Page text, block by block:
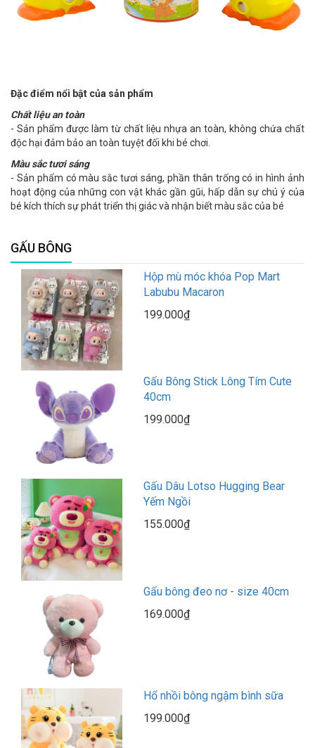
Đặc điểm nổi bật của sản phẩm
Chất liệu an toàn
- Sản phẩm được làm từ chất liệu nhựa an toàn, không chứa chất
độc hại đảm bảo an toàn tuyệt đối khi bé chơi.
Màu sắc tươi sáng
- Sản phẩm có màu sắc tươi sáng, phần thân trống có in hình ảnh
hoạt động của những con vật khác gần gũi, hấp dẫn sự chú ý của
bé kích thích sự phát triển thị giác và nhận biết màu sắc của bé
GẤU BÔNG
Hộp mù móc khóa Pop Mart
Labubu Macaron
199.000₫
Gấu Bông Stick Lông Tím Cute
40cm
199.000₫
Gấu Dâu Lotso Hugging Bear
Yếm Ngồi
155.000₫
Gấu bông đeo nơ - size 40cm
169.000₫
Hổ nhồi bông ngậm bình sữa
199.000₫